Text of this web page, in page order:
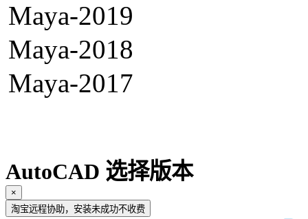
Maya-2019
Maya-2018
Maya-2017
AutoCAD 选择版本
×
淘宝远程协助，安装未成功不收费